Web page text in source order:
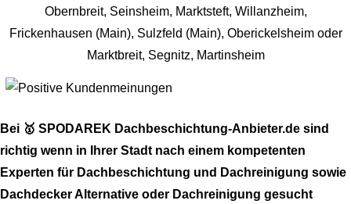
Bei 🥇 SPODAREK Dachbeschichtung-Anbieter.de sind
richtig wenn in Ihrer Stadt nach einem kompetenten
Experten für Dachbeschichtung und Dachreinigung sowie
Dachdecker Alternative oder Dachreinigung gesucht